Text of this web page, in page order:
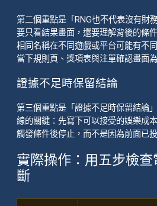
第二個重點是「RNG也不代表沒有財
要只看結果畫面，還要理解背後的條
相同名稱在不同遊戲或平台可能有不
當下規則頁、獎項表與注單確認畫面
證據不足時保留結論
第三個重點是「證據不足時保留結論
線的關鍵：先寫下可以接受的娛樂成
觸發條件後停止，而不是因為前面已
實際操作：用五步檢查
斷